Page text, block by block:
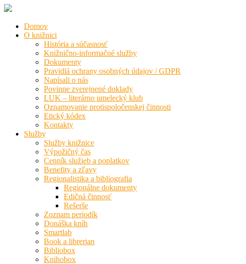
Domov
O knižnici
História a súčasnosť
Knižnično-informačné služby
Dokumenty
Pravidlá ochrany osobných údajov / GDPR
Napísali o nás
Povinne zverejnené doklady
LUK – literárno umelecký klub
Oznamovanie protispoločenskej činnosti
Etický kódex
Kontakty
Služby
Služby knižnice
Výpožičný čas
Cenník služieb a poplatkov
Benefity a zľavy
Regionalistika a bibliografia
Regionálne dokumenty
Edičná činnosť
Rešerše
Zoznam periodík
Donáška kníh
Smartlab
Book a librerian
Bibliobox
Knihobox